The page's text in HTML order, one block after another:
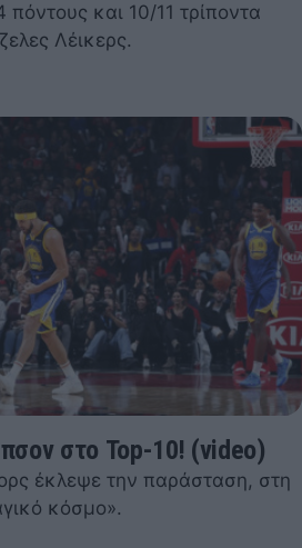
και 10/11 τρίποντα
Λέικερς.
στο Top-10! (video)
έκλεψε την παράσταση, στη
κόσμο».